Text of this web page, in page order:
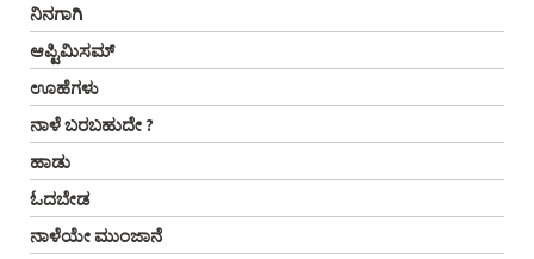
ನಿನಗಾಗಿ
ಆಪ್ಟಿಮಿಸಮ್
ಊಹೆಗಳು
ನಾಳೆ ಬರಬಹುದೇ ?
ಹಾಡು
ಓದಬೇಡ
ನಾಳೆಯೇ ಮುಂಜಾನೆ